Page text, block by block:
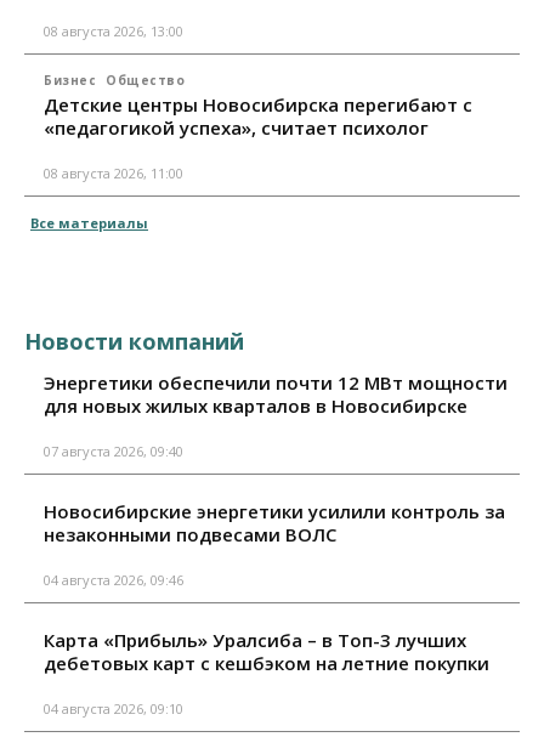
08 августа 2026, 13:00
Бизнес Общество
Детские центры Новосибирска перегибают с
«педагогикой успеха», считает психолог
08 августа 2026, 11:00
Все материалы
Новости компаний
Энергетики обеспечили почти 12 МВт мощности
для новых жилых кварталов в Новосибирске
07 августа 2026, 09:40
Новосибирские энергетики усилили контроль за
незаконными подвесами ВОЛС
04 августа 2026, 09:46
Карта «Прибыль» Уралсиба – в Топ-3 лучших
дебетовых карт с кешбэком на летние покупки
04 августа 2026, 09:10